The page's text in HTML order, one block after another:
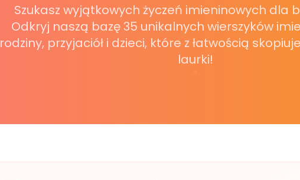
Szukasz wyjątkowych życzeń imieninowych dla
Odkryj naszą bazę 35 unikalnych wierszyków
rodziny, przyjaciół i dzieci, które z łatwością
laurki!